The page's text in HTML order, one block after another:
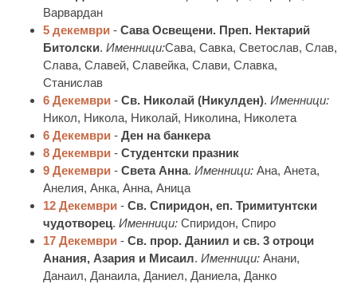
Варвардан
5 декември -Сава Освещени. Преп. Нектарий
Битолски.Именници:Сава, Савка, Светослав, Слав,
Слава, Славей, Славейка, Слави, Славка,
Станислав
6 Декември -Св. Николай (Никулден).Именници:
Никол, Никола, Николай, Николина, Николета
6 Декември -Ден на банкера
8 Декември -Студентски празник
9 Декември -Света Анна.Именници: Ана, Анета,
Анелия, Анка, Анна, Аница
12 Декември -Св. Спиридон, еп. Тримитунтски
чудотворец.Именници: Спиридон, Спиро
17 Декември -Св. прор. Даниил и св. 3 отроци
Анания, Азария и Мисаил.Именници: Анани,
Данаил, Данаила, Даниел, Даниела, Данко